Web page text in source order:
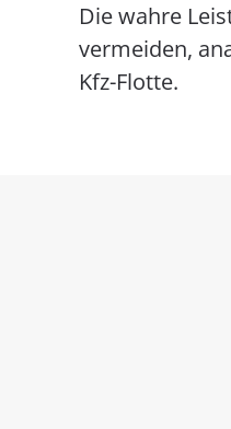
Die wahre
vermeiden,
Kfz-Flotte.